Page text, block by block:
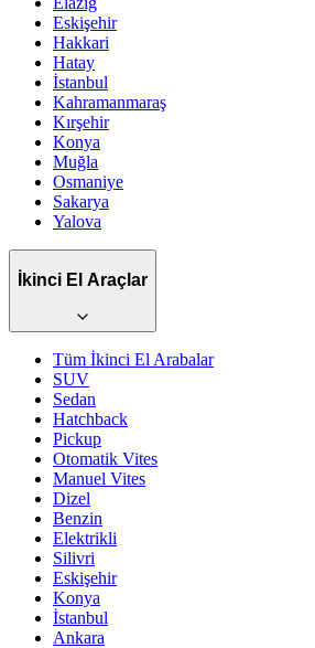
Eskişehir
Hakkari
Hatay
İstanbul
Kahramanmaraş
Kırşehir
Konya
Muğla
Osmaniye
Sakarya
Yalova
İkinci El Araçlar
Tüm İkinci El Arabalar
SUV
Sedan
Hatchback
Pickup
Otomatik Vites
Manuel Vites
Dizel
Benzin
Elektrikli
Silivri
Eskişehir
Konya
İstanbul
Ankara